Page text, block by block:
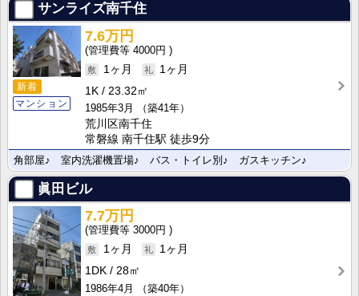
サンライズ南千住
新着
マンション
7.6万円
4000円
1ヶ月
1ヶ月
1K
23.32㎡
1985年3月
（築41年）
荒川区南千住
常磐線 南千住駅 徒歩9分
角部屋♪ 室内洗濯機置場♪ バス・トイレ別♪ ガスキッチン♪
眞田ビル
7.7万円
3000円
1ヶ月
1ヶ月
1DK
28㎡
1986年4月
（築40年）